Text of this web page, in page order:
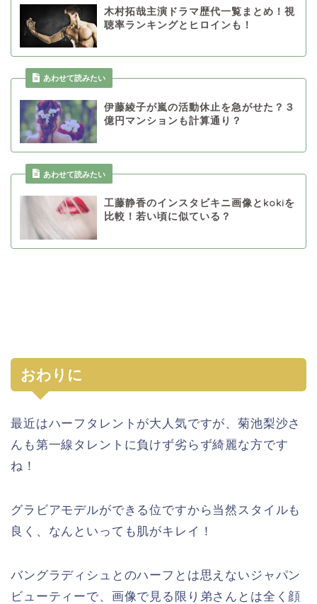
木村拓哉主演ドラマ歴代一覧まとめ！視
聴率ランキングとヒロインも！
あわせて読みたい
伊藤綾子が嵐の活動休止を急がせた？３
億円マンションも計算通り？
あわせて読みたい
工藤静香のインスタビキニ画像とkokiを
比較！若い頃に似ている？
おわりに
最近はハーフタレントが大人気ですが、菊池梨沙さ
んも第一線タレントに負けず劣らず綺麗な方です
ね！
グラビアモデルができる位ですから当然スタイルも
良く、なんといっても肌がキレイ！
バングラディシュとのハーフとは思えないジャパン
ビューティーで、画像で見る限り弟さんとは全く顔